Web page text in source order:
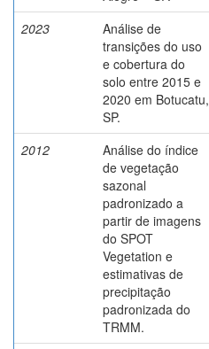
2023
Análise de
transições do uso
e cobertura do
solo entre 2015 e
2020 em Botucatu,
SP.
2012
Análise do índice
de vegetação
sazonal
padronizado a
partir de imagens
do SPOT
Vegetation e
estimativas de
precipitação
padronizada do
TRMM.